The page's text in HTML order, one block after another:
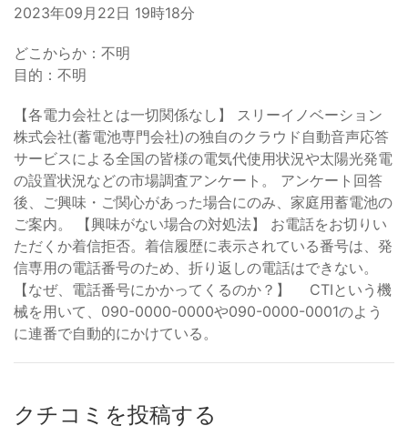
2023年09月22日 19時18分
どこからか：不明
目的：不明
【各電力会社とは一切関係なし】 スリーイノベーション
株式会社(蓄電池専門会社)の独自のクラウド自動音声応答
サービスによる全国の皆様の電気代使用状況や太陽光発電
の設置状況などの市場調査アンケート。 アンケート回答
後、ご興味・ご関心があった場合にのみ、家庭用蓄電池の
ご案内。 【興味がない場合の対処法】 お電話をお切りい
ただくか着信拒否。着信履歴に表示されている番号は、発
信専用の電話番号のため、折り返しの電話はできない。
【なぜ、電話番号にかかってくるのか？】 CTIという機
械を用いて、090-0000-0000や090-0000-0001のよう
に連番で自動的にかけている。
クチコミを投稿する